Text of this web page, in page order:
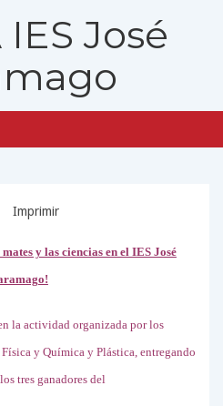
Imprimir
y las ciencias en el IES José
la actividad organizada por los
y Química y Plástica, entregando
tres ganadores del